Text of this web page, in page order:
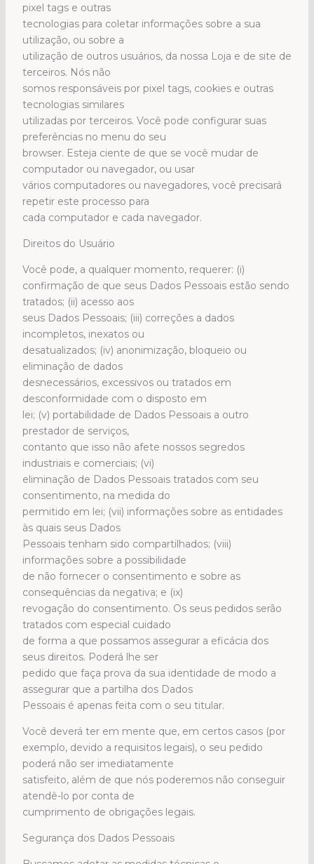
pixel tags e outras
tecnologias para coletar informações sobre a sua
utilização, ou sobre a
utilização de outros usuários, da nossa Loja e de site de
terceiros. Nós não
somos responsáveis por pixel tags, cookies e outras
tecnologias similares
utilizadas por terceiros. Você pode configurar suas
preferências no menu do seu
browser. Esteja ciente de que se você mudar de
computador ou navegador, ou usar
vários computadores ou navegadores, você precisará
repetir este processo para
cada computador e cada navegador.
Direitos do Usuário
Você pode, a qualquer momento, requerer: (i)
confirmação de que seus Dados Pessoais estão sendo
tratados; (ii) acesso aos
seus Dados Pessoais; (iii) correções a dados
incompletos, inexatos ou
desatualizados; (iv) anonimização, bloqueio ou
eliminação de dados
desnecessários, excessivos ou tratados em
desconformidade com o disposto em
lei; (v) portabilidade de Dados Pessoais a outro
prestador de serviços,
contanto que isso não afete nossos segredos
industriais e comerciais; (vi)
eliminação de Dados Pessoais tratados com seu
consentimento, na medida do
permitido em lei; (vii) informações sobre as entidades
às quais seus Dados
Pessoais tenham sido compartilhados; (viii)
informações sobre a possibilidade
de não fornecer o consentimento e sobre as
consequências da negativa; e (ix)
revogação do consentimento. Os seus pedidos serão
tratados com especial cuidado
de forma a que possamos assegurar a eficácia dos
seus direitos. Poderá lhe ser
pedido que faça prova da sua identidade de modo a
assegurar que a partilha dos Dados
Pessoais é apenas feita com o seu titular.
Você deverá ter em mente que, em certos casos (por
exemplo, devido a requisitos legais), o seu pedido
poderá não ser imediatamente
satisfeito, além de que nós poderemos não conseguir
atendê-lo por conta de
cumprimento de obrigações legais.
Segurança dos Dados Pessoais